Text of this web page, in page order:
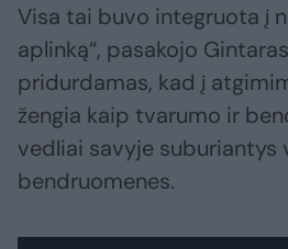
Visa tai buvo integruota į
aplinką“, pasakojo
pridurdamas, kad į
žengia kaip tvarumo ir
vedliai savyje suburiantys
bendruomenes.